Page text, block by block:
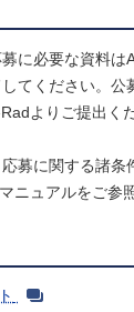
に必要な資料は
てください。公
よりご提出く
募に関する諸
ニュアルをご参